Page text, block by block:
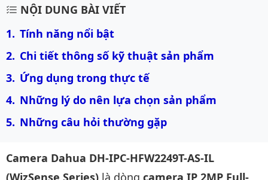
NỘI DUNG BÀI VIẾT
Tính năng nổi bật
Chi tiết thông số kỹ thuật sản phẩm
Ứng dụng trong thực tế
Những lý do nên lựa chọn sản phẩm
Những câu hỏi thường gặp
Camera Dahua DH-IPC-HFW2249T-AS-IL
(WizSense Series) là dòng camera IP 2MP Full-